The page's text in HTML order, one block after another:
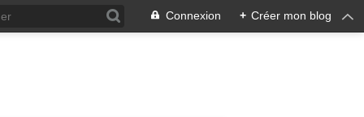
Connexion + Créer mon blog